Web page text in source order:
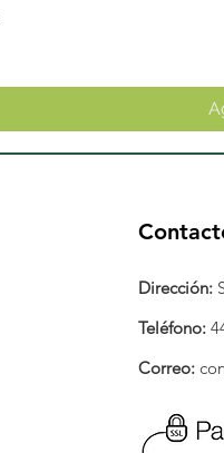
Dirección:
Teléfono:
Correo: